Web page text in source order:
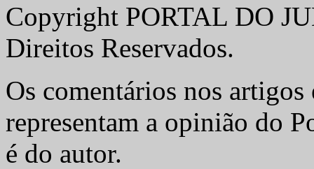
Copyright PORTAL DO
Direitos Reservados.
Os comentários nos artigos
representam a opinião do
é do autor.